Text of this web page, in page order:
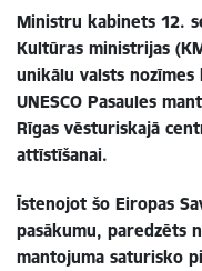
Ministru kabinets 12.
Kultūras ministrijas
unikālu valsts
UNESCO Pasaules
Rīgas vēsturiskajā
attīstīšanai.
Īstenojot šo Eiropas
pasākumu, paredzēts
mantojuma saturisko